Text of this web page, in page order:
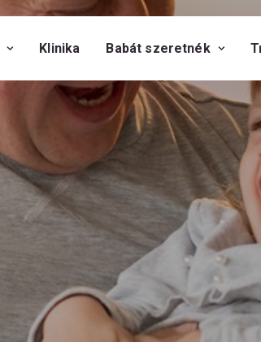
Klinika Babát szeretnék